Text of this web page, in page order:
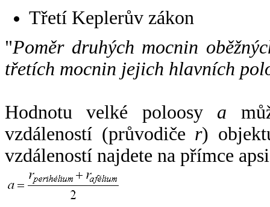
Třetí Keplerův zákon
"Poměr druhých mocnin
třetích mocnin jejich hlavních
Hodnotu velké poloosy a
vzdáleností (průvodiče r)
vzdáleností najdete na přímce